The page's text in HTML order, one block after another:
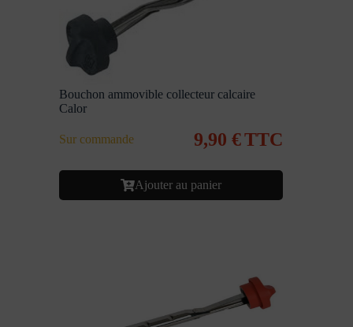
Bouchon ammovible collecteur calcaire
Calor
Sur commande 9,90 €TTC
Ajouter au panier